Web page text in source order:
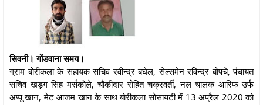
सिवनी। गोंडवाना समय।
ग्राम बोरीकला के सहायक सचिव रवीन्द्र बघेल, सेल्समेन रविन्द्र बोपचे, पंचायत
सचिव खड़ग सिंह मर्सकोले, चौकीदार रोहित चक्रवर्ती, नल चालक आरिफ उर्फ
अप्पू खान, मेट आजम खान के साथ बोरीकला सोसायटी में 13 अप्रैल 2020 को